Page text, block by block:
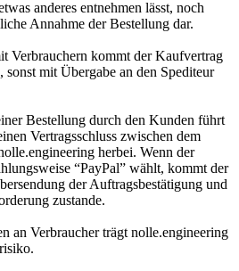
anderes entnehmen lässt, noch
Annahme der Bestellung dar.
Verbrauchern kommt der Kaufvertrag
mit Übergabe an den Spediteur
Bestellung durch den Kunden führt
Vertragsschluss zwischen dem
herbei. Wenn der
“PayPal” wählt, kommt der
der Auftragsbestätigung und
zustande.
an Verbraucher trägt nolle.engineering